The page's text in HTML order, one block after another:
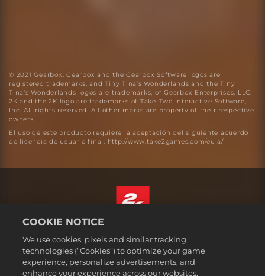
© 2021 Gearbox. Gearbox and the Gearbox Software logos are
registered trademarks, and Tiny Tina’s Wonderlands and the Tiny
Tina’s Wonderlands logos are trademarks, of Gearbox Enterprises, LLC.
2K and the 2K logo are trademarks of Take-Two Interactive Software,
Inc. All rights reserved. All other marks are property of their respective
owners.
El uso de este producto requiere la aceptación del siguiente acuerdo
de licencia de usuario final: http://www.take2games.com/eula/
Aviso legal
Política de privacidad
Español
COOKIE NOTICE
We use cookies, pixels and similar tracking
technologies (“Cookies”) to optimize your game
experience, personalize advertisements, and
enhance your experience across our websites,